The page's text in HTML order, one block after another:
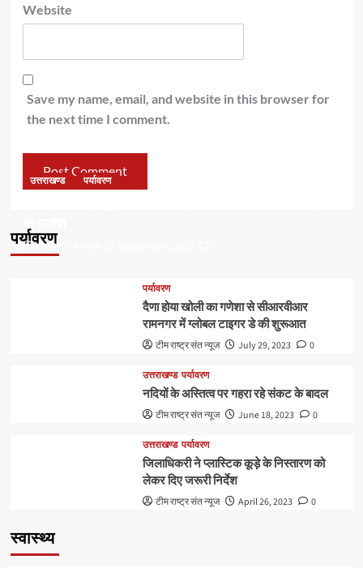
Website
Save my name, email, and website in this browser for
the next time I comment.
पर्यावरण
उत्तराखण्ड पर्यावरण
के आदेश
टीम राष्ट्र संत न्यूज
पर्यावरण
दैणा होया खोली का गणेशा से सीआरवीआर
रामनगर में ग्लोबल टाइगर डे की शुरूआत
टीम राष्ट्र संत न्यूज July 29, 2023 0
उत्तराखण्ड पर्यावरण
नदियों के अस्तित्व पर गहरा रहे संकट के बादल
टीम राष्ट्र संत न्यूज June 18, 2023 0
उत्तराखण्ड पर्यावरण
जिलाधिकरी ने प्लास्टिक कूड़े के निस्तारण को
लेकर दिए जरूरी निर्देश
टीम राष्ट्र संत न्यूज April 26, 2023 0
स्वास्थ्य